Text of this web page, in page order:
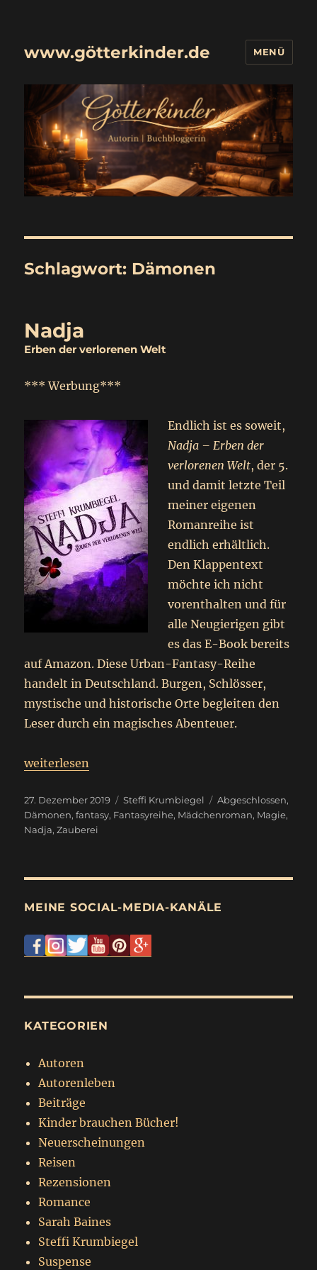
www.götterkinder.de MENÜ
Schlagwort: Dämonen
Nadja
Erben der verlorenen Welt
*** Werbung***
Endlich ist es soweit,
Nadja – Erben der
verlorenen Welt, der 5.
und damit letzte Teil
meiner eigenen
Romanreihe ist
endlich erhältlich.
Den Klappentext
möchte ich nicht
vorenthalten und für
alle Neugierigen gibt
es das E-Book bereits
auf Amazon. Diese Urban-Fantasy-Reihe
handelt in Deutschland. Burgen, Schlösser,
mystische und historische Orte begleiten den
Leser durch ein magisches Abenteuer.
„Nadja
weiterlesen
Veröffentlicht
am
27. Dezember 2019 Kategorien
Steffi Krumbiegel Schlagwörter
Abgeschlossen,
Dämonen,fantasy, Fantasyreihe, Mädchenroman, Magie,
Nadja,Zauberei
MEINE SOCIAL-MEDIA-KANÄLE
KATEGORIEN
Autoren
Autorenleben
Beiträge
Kinder brauchen Bücher!
Neuerscheinungen
Reisen
Rezensionen
Romance
Sarah Baines
Steffi Krumbiegel
Suspense